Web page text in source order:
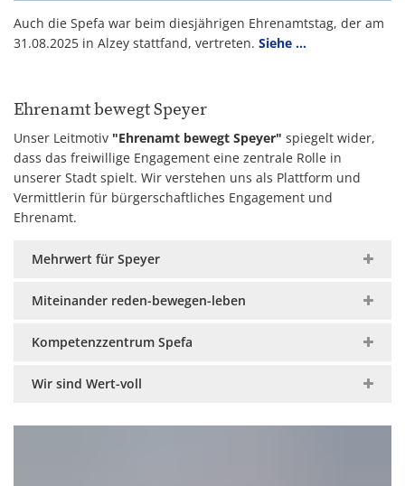
Auch die Spefa war beim diesjährigen Ehrenamtstag, der am
31.08.2025 in Alzey stattfand, vertreten. Siehe ...
Ehrenamt bewegt Speyer
Unser Leitmotiv "Ehrenamt bewegt Speyer" spiegelt wider,
dass das freiwillige Engagement eine zentrale Rolle in
unserer Stadt spielt. Wir verstehen uns als Plattform und
Vermittlerin für bürgerschaftliches Engagement und
Ehrenamt.
Mehrwert für Speyer
Miteinander reden-bewegen-leben
Kompetenzzentrum Spefa
Wir sind Wert-voll